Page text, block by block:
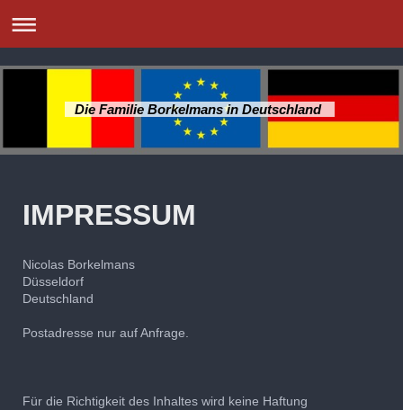
Die Familie Borkelmans in Deutschland
IMPRESSUM
Nicolas Borkelmans
Düsseldorf
Deutschland
Postadresse nur auf Anfrage.
Für die Richtigkeit des Inhaltes wird keine Haftung